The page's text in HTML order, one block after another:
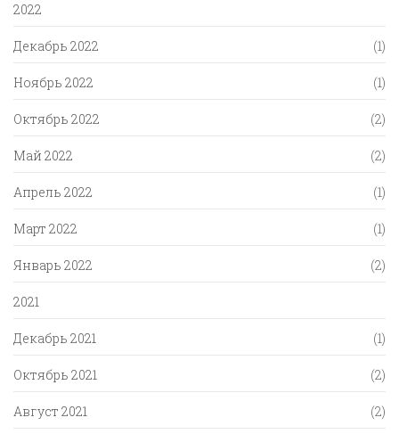
2022
Декабрь 2022 (1)
Ноябрь 2022 (1)
Октябрь 2022 (2)
Май 2022 (2)
Апрель 2022 (1)
Март 2022 (1)
Январь 2022 (2)
2021
Декабрь 2021 (1)
Октябрь 2021 (2)
Август 2021 (2)